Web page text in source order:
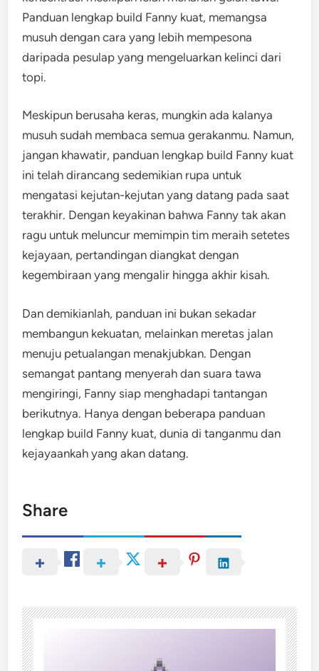
Panduan lengkap build Fanny kuat, memangsa
musuh dengan cara yang lebih mempesona
daripada pesulap yang mengeluarkan kelinci dari
topi.
Meskipun berusaha keras, mungkin ada kalanya
musuh sudah membaca semua gerakanmu. Namun,
jangan khawatir, panduan lengkap build Fanny kuat
ini telah dirancang sedemikian rupa untuk
mengatasi kejutan-kejutan yang datang pada saat
terakhir. Dengan keyakinan bahwa Fanny tak akan
ragu untuk meluncur memimpin tim meraih setetes
kejayaan, pertandingan diangkat dengan
kegembiraan yang mengalir hingga akhir kisah.
Dan demikianlah, panduan ini bukan sekadar
membangun kekuatan, melainkan meretas jalan
menuju petualangan menakjubkan. Dengan
semangat pantang menyerah dan suara tawa
mengiringi, Fanny siap menghadapi tantangan
berikutnya. Hanya dengan beberapa panduan
lengkap build Fanny kuat, dunia di tanganmu dan
kejayaankah yang akan datang.
Share